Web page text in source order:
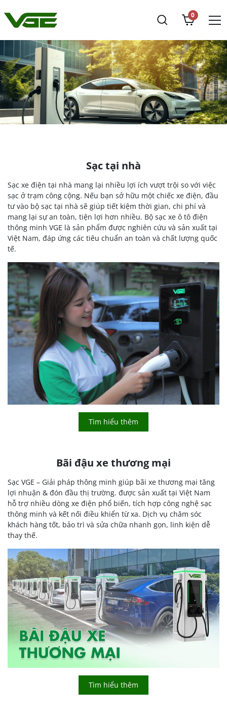
0
Sạc tại nhà
Sạc xe điện tại nhà mang lại nhiều lợi ích vượt trội so với việc
sạc ở trạm công cộng. Nếu bạn sở hữu một chiếc xe điện, đầu
tư vào bộ sạc tại nhà sẽ giúp tiết kiệm thời gian, chi phí và
mang lại sự an toàn, tiện lợi hơn nhiều. Bộ sạc xe ô tô điện
thông minh VGE là sản phẩm được nghiên cứu và sản xuất tại
Việt Nam, đáp ứng các tiêu chuẩn an toàn và chất lượng quốc
tế.
Tìm hiểu thêm
Bãi đậu xe thương mại
Sạc VGE – Giải pháp thông minh giúp bãi xe thương mại tăng
lợi nhuận & đón đầu thị trường. được sản xuất tại Việt Nam
hỗ trợ nhiều dòng xe điện phổ biến, tích hợp công nghệ sạc
thông minh và kết nối điều khiển từ xa. Dịch vụ chăm sóc
khách hàng tốt, bảo trì và sửa chữa nhanh gọn, linh kiện dễ
thay thế.
Tìm hiểu thêm